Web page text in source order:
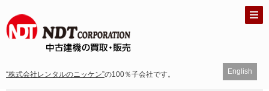
“株式会社レンタルのニッケン”の100％子会社です。 English